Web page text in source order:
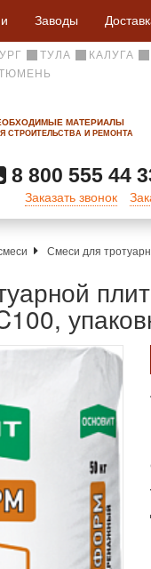
Заводы
ТУЛА КАЛУГА
МАТЕРИАЛЫ
СТРОИТЕЛЬСТВА И РЕМОНТА
8 800 555 44
Заказать звонок
Смеси для